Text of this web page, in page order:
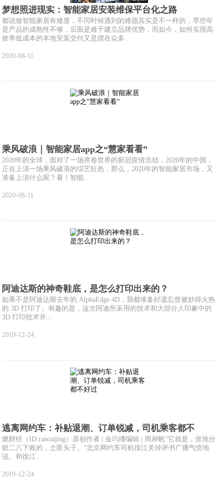
梦想照进现实：智能家居安装维保平台化之路
都说做智能家居有难度，不同时候遇到的难题其实是不一样的，早些年
是产品的成熟性不够，后面是难于建立品牌优势，而如今，如何实现高
效率低成本的本地安装交付又是摆在众多...
2020-08-11
乘风破浪｜智能家居app之“慧家看看”
2020年的全球，面对了一场席卷世界的新冠疫情浩劫，2020年的中国，
正在上演一场乘风破浪的综艺狂热，那么，2020年的智能家居市场，又
准备上演什么呢？看！智能...
2020-08-11
阿迪达斯的神奇鞋底，是怎么打印出来的？
如果不是阿迪达斯去年的 AlphaEdge 4D，我都准备好遗忘曾被炒得火热
的 3D 打印了。有趣的是，这次阿迪所采用的技术和大部分人印象中的
3D 打印技术并...
2019-12-24
逃离网约车：补贴退潮、订单锐减，司机乘客都不
燃财经（ID:rancaijing）原创作者 | 金玙璠编辑 | 周昶帆“它就是，坐地分
赃二八下账的，土匪头子。”北京网约车司机徐江关掉评书广播气愤地
说。和徐江...
2019-12-24